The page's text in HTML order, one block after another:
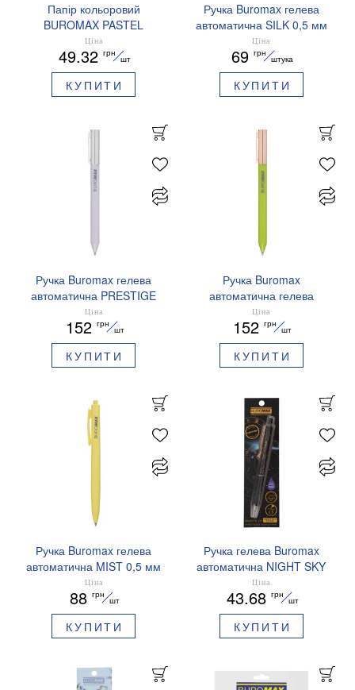
Папір кольоровий
BUROMAX PASTEL
EUROMAX 20 арк А4 80 г/
мс BM.2721220E-08
Ціна
49.32 грн
шт
КУПИТИ
Ручка Buromax гелева
автоматична SILK 0,5 мм
сині чорнила BM.83100
Ціна
69 грн
штука
КУПИТИ
Ручка Buromax гелева
автоматична PRESTIGE
SILVER 0,5 мм сині
чорнила BM.83102
Ціна
152 грн
шт
КУПИТИ
Ручка Buromax
автоматична гелева
PRESTIGE GOLD 0,5 мм
сині чорнила BM.83101
Ціна
152 грн
шт
КУПИТИ
Ручка Buromax гелева
автоматична MIST 0,5 мм
сині чорнила BM.83103
Ціна
88 грн
шт
КУПИТИ
Ручка гелева Buromax
автоматична NIGHT SKY
ZODIAC 0.5 мм
ароматизований грип синє
чорнило BM.8379-01
Ціна
43.68 грн
шт
КУПИТИ